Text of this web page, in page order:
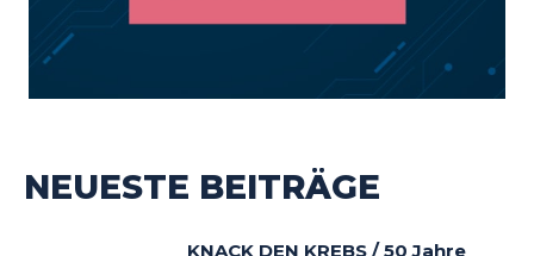
NEUESTE BEITRÄGE
KNACK DEN KREBS / 50 Jahre